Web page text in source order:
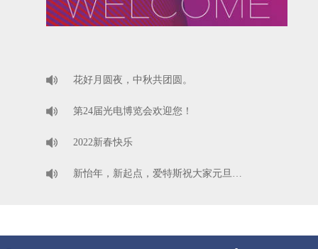
花好月圆夜，中秋共团圆。
第24届光电博览会欢迎您！
2022新春快乐
新怡年，新起点，爱特斯祝大家元旦…